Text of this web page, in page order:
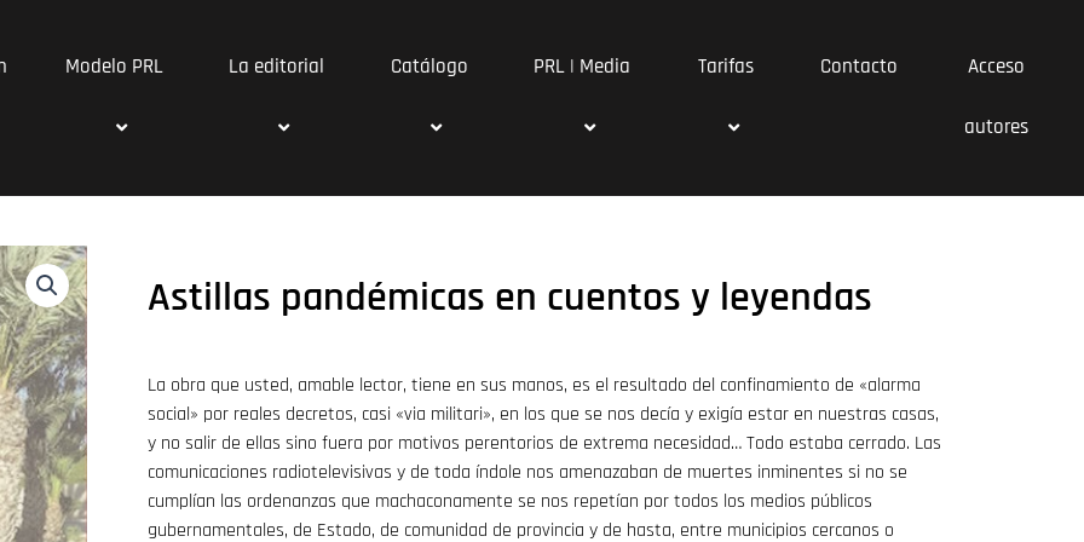
Modelo PRL La editorial Catálogo PRL | Media Tarifas Contacto Acceso
autores
Astillas pandémicas en cuentos y leyendas
La obra que usted, amable lector, tiene en sus manos, es el resultado del confinamiento de «alarma
social» por reales decretos, casi «via militari», en los que se nos decía y exigía estar en nuestras casas,
y no salir de ellas sino fuera por motivos perentorios de extrema necesidad… Todo estaba cerrado. Las
comunicaciones radiotelevisivas y de toda índole nos amenazaban de muertes inminentes si no se
cumplían las ordenanzas que machaconamente se nos repetían por todos los medios públicos
gubernamentales, de Estado, de comunidad de provincia y de hasta, entre municipios cercanos o